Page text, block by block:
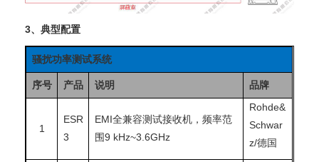
3、典型配置
骚扰功率测试系统
序号 产品 说明 品牌
1
ESR
3
EMI全兼容测试接收机，频率范
围9 kHz~3.6GHz
Rohde&
Schwar
z/德国